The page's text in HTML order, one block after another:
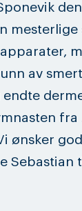
av
ønsker